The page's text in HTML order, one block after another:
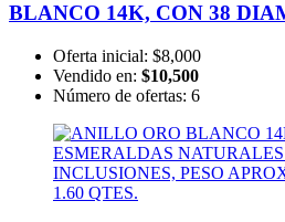
BLANCO 14K, CON 38
Oferta inicial: $8,000
Vendido en: $10,500
Número de ofertas: 6